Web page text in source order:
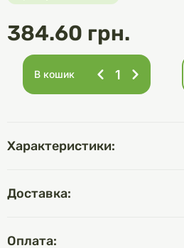
384.60 грн.
В кошик
Характеристики:
Доставка:
Оплата: